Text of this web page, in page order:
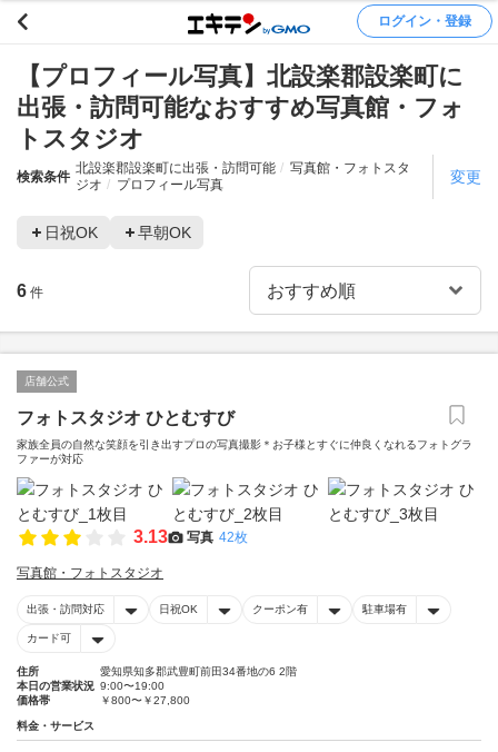
ログイン・登録
【プロフィール写真】北設楽郡設楽町に
出張・訪問可能なおすすめ写真館・フォ
トスタジオ
検索条件
北設楽郡設楽町に出張・訪問可能
写真館・フォトスタ
ジオ
プロフィール写真 変更
日祝OK 早朝OK
6 件
店舗公式
フォトスタジオ ひとむすび
家族全員の自然な笑顔を引き出すプロの写真撮影＊お子様とすぐに仲良くなれるフォトグラ
ファーが対応
3.13 写真 42枚
写真館・フォトスタジオ
出張・訪問対応 日祝OK クーポン有 駐車場有
カード可
住所
愛知県知多郡武豊町前田34番地の6 2階
本日の営業状況 9:00〜19:00
価格帯
￥800〜￥27,800
料金・サービス